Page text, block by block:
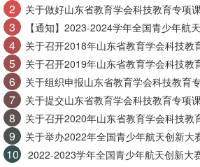
2 关于做好山东省教育学会科技教育专项
3 【通知】2023-2024学年全国青少年航
4 关于召开2018年山东省教育学会科技教
5 关于召开2019年山东省教育学会科技教
6 关于组织申报山东省教育学会科技教育
7 关于提交山东省教育学会科技教育专项
8 关于召开2020年山东省教育学会科技教
9 关于举办2022年全国青少年航天创新大
10
2022-2023学年全国青少年航天创新大